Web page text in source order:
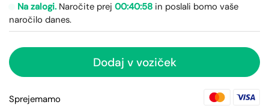
Na zalogi. Naročite prej 00:40:58 in poslali bomo vaše
naročilo danes.
Dodaj v voziček
Sprejemamo